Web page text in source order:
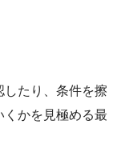
したり、条件を擦
くかを見極める最